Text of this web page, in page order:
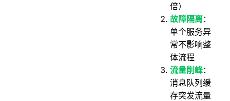
倍）
故障隔离：
单个服务异
常不影响整
体流程
流量削峰：
消息队列缓
存突发流量